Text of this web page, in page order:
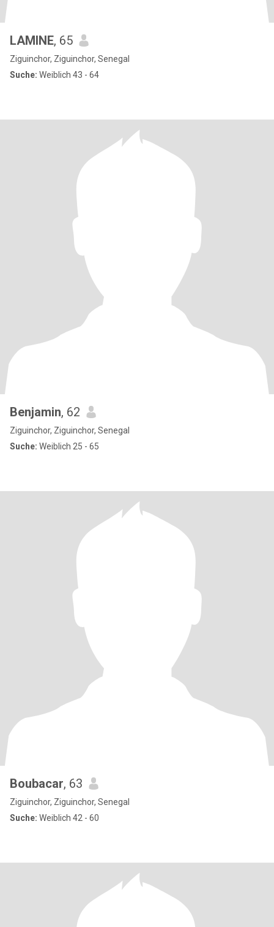
LAMINE, 65
Ziguinchor, Ziguinchor, Senegal
Suche: Weiblich 43 - 64
Benjamin, 62
Ziguinchor, Ziguinchor, Senegal
Suche: Weiblich 25 - 65
Boubacar, 63
Ziguinchor, Ziguinchor, Senegal
Suche: Weiblich 42 - 60